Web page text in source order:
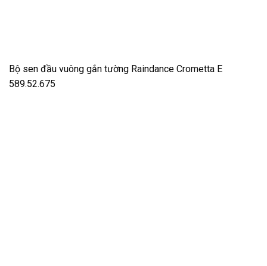
Bộ sen đầu vuông gắn tường Raindance Crometta E
589.52.675